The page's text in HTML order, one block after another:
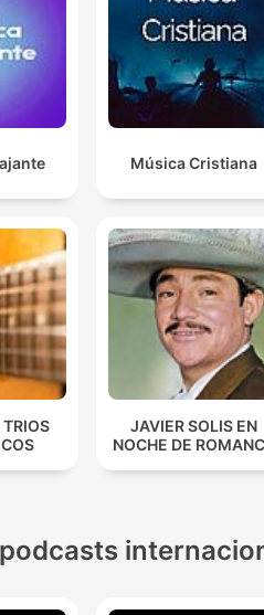
Música Cristiana
TRIOS
JAVIER SOLIS EN
NOCHE DE